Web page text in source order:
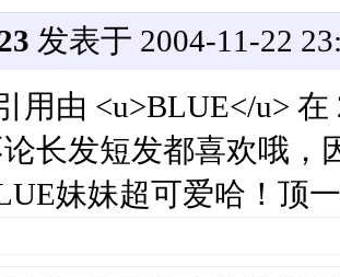
发表于 2004-11-22
用由 <u>BLUE</u>
长发短发都喜欢哦，
妹妹超可爱哈！顶